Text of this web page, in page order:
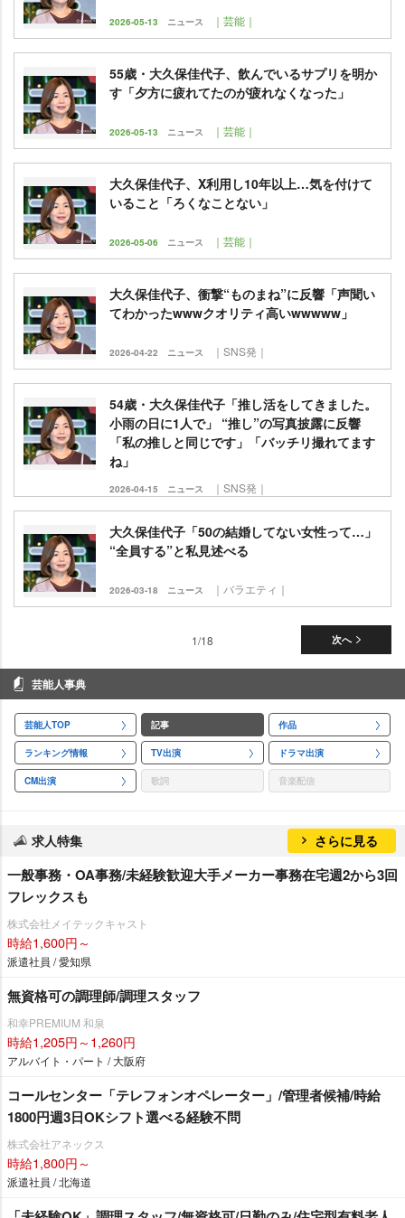
2026-05-13 ニュース ｜芸能｜
55歳・大久保佳代子、飲んでいるサプリを明か
す「夕方に疲れてたのが疲れなくなった」
2026-05-13 ニュース ｜芸能｜
大久保佳代子、X利用し10年以上…気を付けて
いること「ろくなことない」
2026-05-06 ニュース ｜芸能｜
大久保佳代子、衝撃“ものまね”に反響「声聞い
てわかったwwwクオリティ高いwwwww」
2026-04-22 ニュース ｜SNS発｜
54歳・大久保佳代子「推し活をしてきました。
小雨の日に1人で」 “推し”の写真披露に反響
「私の推しと同じです」「バッチリ撮れてます
ね」
2026-04-15 ニュース ｜SNS発｜
大久保佳代子「50の結婚してない女性って…」
“全員する”と私見述べる
2026-03-18 ニュース ｜バラエティ｜
次へ
1/18
芸能人事典
芸能人TOP 記事 作品
ランキング情報 TV出演 ドラマ出演
CM出演 歌詞 音楽配信
求人特集 さらに見る
一般事務・OA事務/未経験歓迎大手メーカー事務在宅週2から3回
フレックスも
株式会社メイテックキャスト
時給1,600円～
派遣社員 / 愛知県
無資格可の調理師/調理スタッフ
和幸PREMIUM 和泉
時給1,205円～1,260円
アルバイト・パート / 大阪府
コールセンター「テレフォンオペレーター」/管理者候補/時給
1800円週3日OKシフト選べる経験不問
株式会社アネックス
時給1,800円～
派遣社員 / 北海道